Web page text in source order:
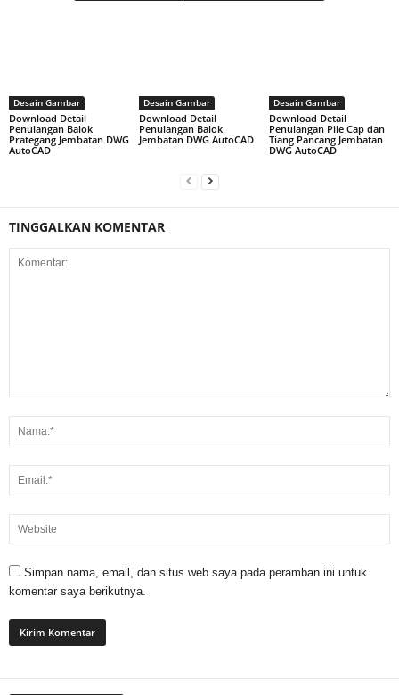
Desain Gambar
Download Detail
Penulangan Balok
Prategang Jembatan DWG
AutoCAD
Desain Gambar
Download Detail
Penulangan Balok
Jembatan DWG AutoCAD
Desain Gambar
Download Detail
Penulangan Pile Cap dan
Tiang Pancang Jembatan
DWG AutoCAD
TINGGALKAN KOMENTAR
Simpan nama, email, dan situs web saya pada peramban ini untuk
komentar saya berikutnya.